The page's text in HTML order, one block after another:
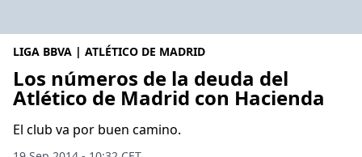
LIGA BBVA | ATLÉTICO DE MADRID
Los números de la deuda del
Atlético de Madrid con Hacienda
El club va por buen camino.